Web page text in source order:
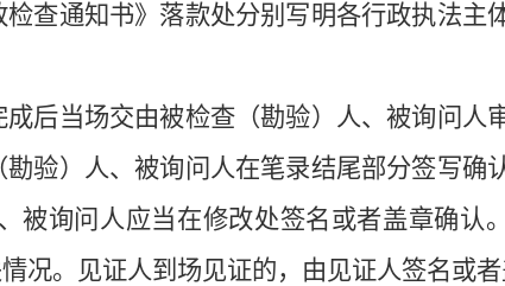
检查通知书》落款处分别写明各行政执法主
后当场交由被检查（勘验）人、被询问人审
验）人、被询问人在笔录结尾部分签写确
被询问人应当在修改处签名 或者盖章确认
况。见证人到场见证的，由见证人签名或者